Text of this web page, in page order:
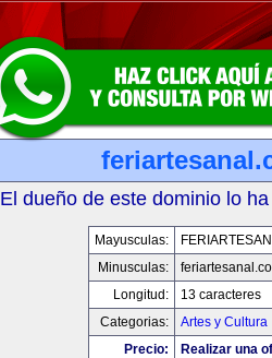
El dueño de este dominio lo
Mayusculas:
Minusculas:
Longitud:
13 caracteres
Categorias:
Artes y Cultura
Precio:
Realizar una